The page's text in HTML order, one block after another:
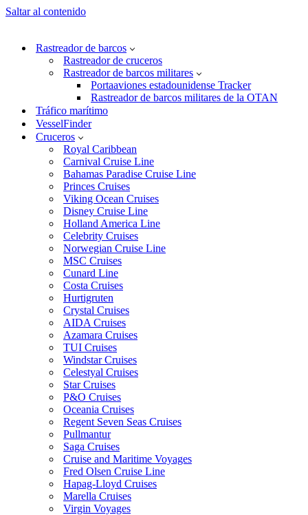
Saltar al contenido
Rastreador de barcos
Rastreador de cruceros
Rastreador de barcos militares
Portaaviones estadounidense Tracker
Rastreador de barcos militares de la OTAN
Tráfico marítimo
VesselFinder
Cruceros
Royal Caribbean
Carnival Cruise Line
Bahamas Paradise Cruise Line
Princes Cruises
Viking Ocean Cruises
Disney Cruise Line
Holland America Line
Celebrity Cruises
Norwegian Cruise Line
MSC Cruises
Cunard Line
Costa Cruises
Hurtigruten
Crystal Cruises
AIDA Cruises
Azamara Cruises
TUI Cruises
Windstar Cruises
Celestyal Cruises
Star Cruises
P&O Cruises
Oceania Cruises
Regent Seven Seas Cruises
Pullmantur
Saga Cruises
Cruise and Maritime Voyages
Fred Olsen Cruise Line
Hapag-Lloyd Cruises
Marella Cruises
Virgin Voyages